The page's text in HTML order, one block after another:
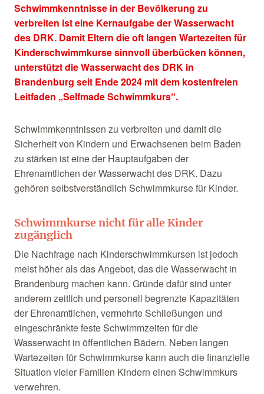
Schwimmkenntnisse in der Bevölkerung zu
verbreiten ist eine Kernaufgabe der Wasserwacht
des DRK. Damit Eltern die oft langen Wartezeiten für
Kinderschwimmkurse sinnvoll überbücken können,
unterstützt die Wasserwacht des DRK in
Brandenburg seit Ende 2024 mit dem kostenfreien
Leitfaden „Selfmade Schwimmkurs“.
Schwimmkenntnissen zu verbreiten und damit die
Sicherheit von Kindern und Erwachsenen beim Baden
zu stärken ist eine der Hauptaufgaben der
Ehrenamtlichen der Wasserwacht des DRK. Dazu
gehören selbstverständlich Schwimmkurse für Kinder.
Schwimmkurse nicht für alle Kinder
zugänglich
Die Nachfrage nach Kinderschwimmkursen ist jedoch
meist höher als das Angebot, das die Wasserwacht in
Brandenburg machen kann. Gründe dafür sind unter
anderem zeitlich und personell begrenzte Kapazitäten
der Ehrenamtlichen, vermehrte Schließungen und
eingeschränkte feste Schwimmzeiten für die
Wasserwacht in öffentlichen Bädern. Neben langen
Wartezeiten für Schwimmkurse kann auch die finanzielle
Situation vieler Familien Kindern einen Schwimmkurs
verwehren.